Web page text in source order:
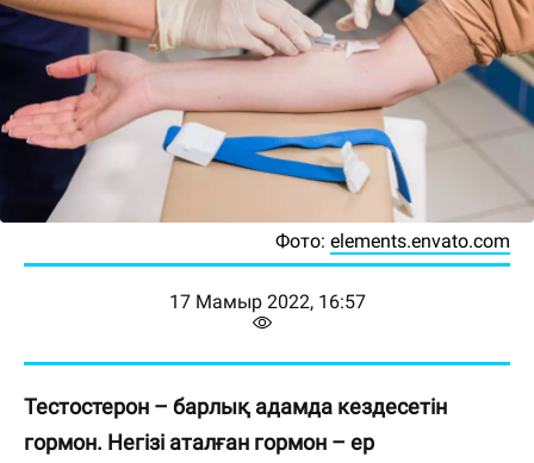
Фото: elements.envato.com
17 Мамыр 2022, 16:57
Тестостерон – барлық адамда кездесетін
гормон. Негізі аталған гормон – ер